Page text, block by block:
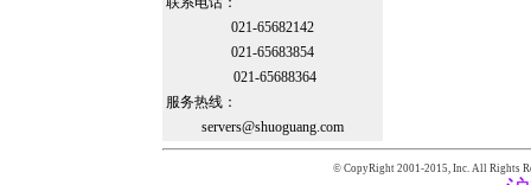
021-65682142
021-65683854
021-65688364
服务热线：
servers@shuoguang.com
© CopyRight 2001-2015, Inc. All Rights